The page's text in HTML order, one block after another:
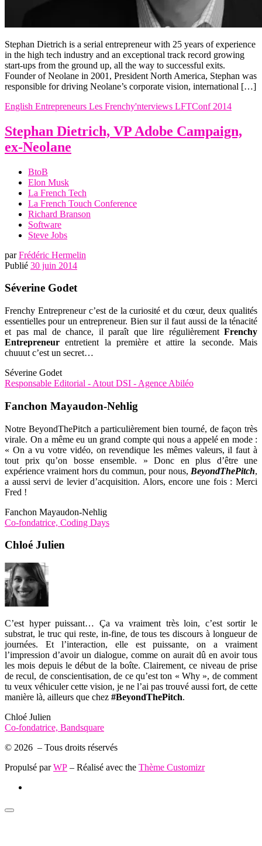
Stephan Dietrich is a serial entrepreneur with 25 years of experience
in the high tech industry and an exceptional track record growing
start-ups from the ground up, all the way to successful exits.
Founder of Neolane in 2001, President North America, Stephan was
responsible for driving Neolane’s corporate vision, international […]
English Entrepreneurs Les Frenchy'nterviews LFTConf 2014
Stephan Dietrich, VP Adobe Campaign,
ex-Neolane
BtoB
Elon Musk
La French Tech
La French Touch Conference
Richard Branson
Software
Steve Jobs
parFrédéric Hermelin
Publié 30 juin 2014
Séverine Godet
Frenchy Entrepreneur c’est de la curiosité et du cœur, deux qualités
essentielles pour un entrepreneur. Bien sur il faut aussi de la ténacité
et pas mal de chance, il paraît que lire régulièrement Frenchy
Entrepreneur entretient la première et attire la seconde. Mais
chuuut c’est un secret…
Séverine Godet
Responsable Editorial - Atout DSI - Agence Abiléo
Fanchon Mayaudon-Nehlig
Notre BeyondThePitch a particulièrement bien tourné, de façon très
virale. On a même eu un grand compte qui nous a appelé en mode :
« On a vu votre vidéo, on revendique les mêmes valeurs, il faut à
tout prix qu’on bosse ensemble. » Donc en plus d’être une
expérience vraiment hors du commun, pour nous, BeyondThePitch,
a aussi servi de levier d’acquisition. Alors, encore une fois : Merci
Fred !
Fanchon Mayaudon-Nehlig
Co-fondatrice, Coding Days
Chloé Julien
C’est hyper puissant… Ça va vraiment très loin, c’est sortir le
substrat, le truc qui reste, in-fine, de tous tes discours à longueur de
journées. Et l’interaction, elle est puissante, on a vraiment
l’impression d’avoir un dialogue, comme on aurait dû en avoir tous
les mois depuis le début de la boîte. Clairement, ce niveau de prise
de recul, de conscientisation, de ce qu’est ton « Why », de comment
tu veux véhiculer cette vision, je ne l’ai pas trouvé aussi fort, de cette
manière là, ailleurs que chez #BeyondThePitch.
Chloé Julien
Co-fondatrice, Bandsquare
© 2026 – Tous droits réservés
Propulsé parWP – Réalisé avec the Thème Customizr